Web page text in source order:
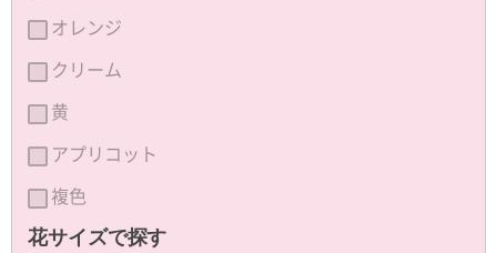
オレンジ
クリーム
黄
アプリコット
複色
花サイズで探す